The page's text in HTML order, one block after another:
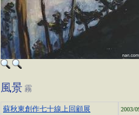
風景 霧
蘇秋東創作七十線上回顧展 2003/